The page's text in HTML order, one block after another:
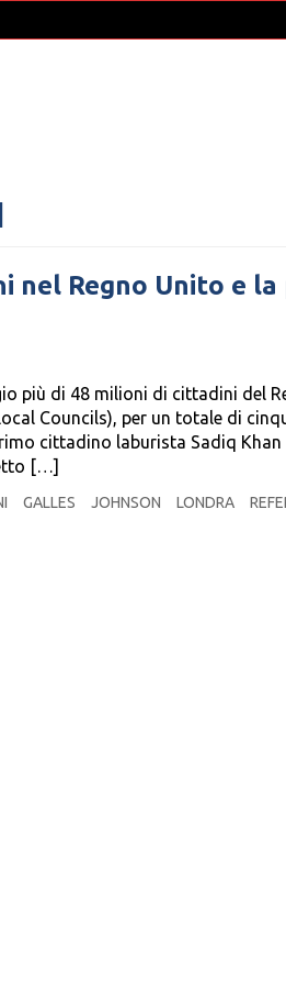
nel Regno Unito e
più di 48 milioni di cittadini del
Councils), per un totale di
cittadino laburista Sadiq
[…]
GALLES JOHNSON LONDRA